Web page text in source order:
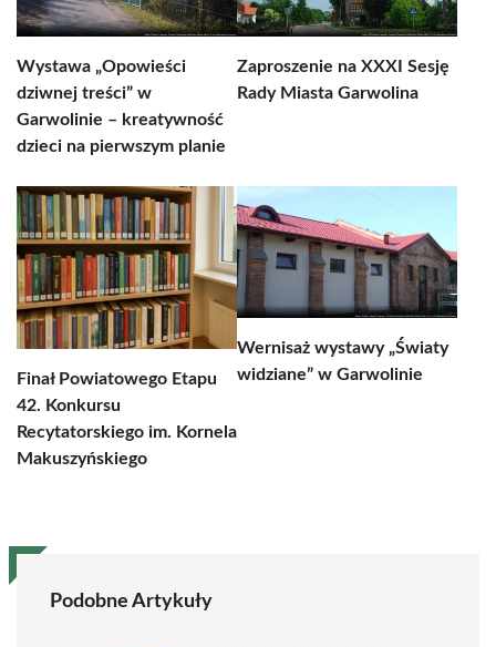
Wystawa „Opowieści
dziwnej treści” w
Garwolinie – kreatywność
dzieci na pierwszym planie
Zaproszenie na XXXI Sesję
Rady Miasta Garwolina
Finał Powiatowego Etapu
42. Konkursu
Recytatorskiego im. Kornela
Makuszyńskiego
Wernisaż wystawy „Światy
widziane” w Garwolinie
Podobne Artykuły